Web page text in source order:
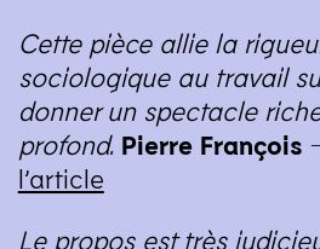
Cette pièce allie la
sociologique au travail
donner un spectacle
profond. Pierre François
l’article
Le propos est très